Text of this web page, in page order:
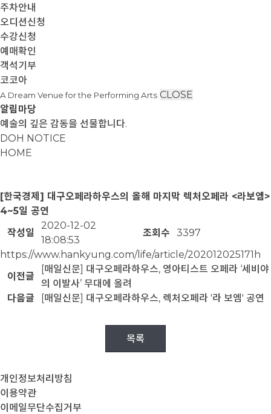
주차안내
오디션신청
수강신청
예매확인
객석기부
코코아
A Dream Venue for the Performing Arts CLOSE
알림마당
예술의 깊은 감동을 선물합니다.
DOH NOTICE
HOME
[한국경제] 대구오페라하우스의 올해 마지막 렉처오페라 <라보엠>
4~5일 공연
작성일
2020-12-02
18:08:53
조회수
3397
https://www.hankyung.com/life/article/202012025171h
이전글
[매일신문] 대구오페라하우스, 영아티스트 오페라 ‘세비야
의 이발사’ 무대에 올려
다음글
[매일신문] 대구오페라하우스, 렉처오페라 '라 보엠' 공연
목록
개인정보처리방침
이용약관
이메일무단수집거부